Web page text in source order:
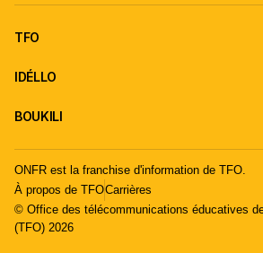
TFO
IDÉLLO
BOUKILI
ONFR est la franchise d'information de TFO.
À propos de TFOCarrières
© Office des télécommunications éducatives
(TFO) 2026